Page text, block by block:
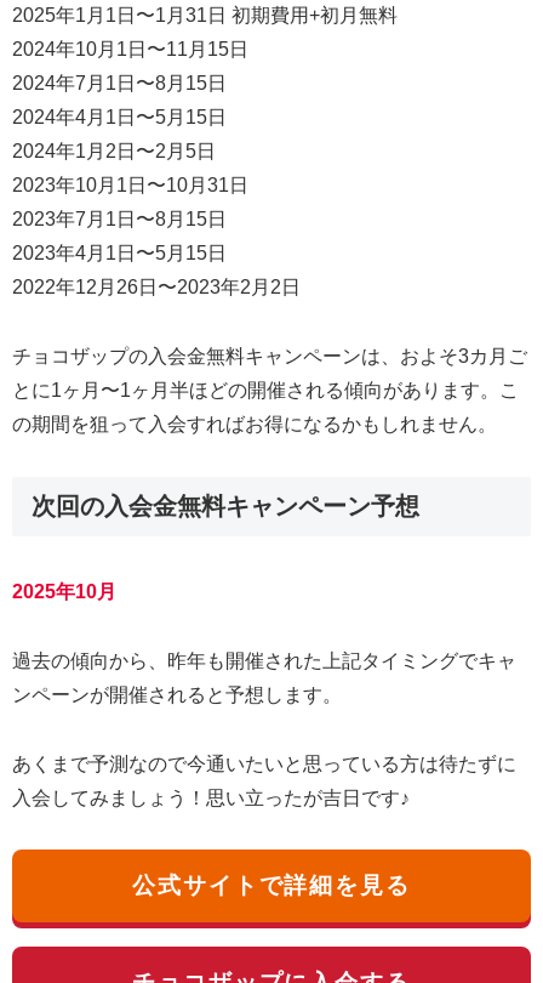
2025年1月1日〜1月31日 初期費用+初月無料
2024年10月1日〜11月15日
2024年7月1日〜8月15日
2024年4月1日〜5月15日
2024年1月2日〜2月5日
2023年10月1日〜10月31日
2023年7月1日〜8月15日
2023年4月1日〜5月15日
2022年12月26日〜2023年2月2日
チョコザップの入会金無料キャンペーンは、およそ3カ月ご
とに1ヶ月〜1ヶ月半ほどの開催される傾向があります。こ
の期間を狙って入会すればお得になるかもしれません。
次回の入会金無料キャンペーン予想
2025年10月
過去の傾向から、昨年も開催された上記タイミングでキャ
ンペーンが開催されると予想します。
あくまで予測なので今通いたいと思っている方は待たずに
入会してみましょう！思い立ったが吉日です♪
公式サイトで詳細を見る